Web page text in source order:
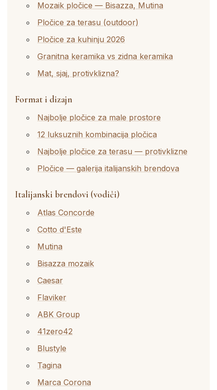
Mozaik pločice — Bisazza, Mutina
Pločice za terasu (outdoor)
Pločice za kuhinju 2026
Granitna keramika vs zidna keramika
Mat, sjaj, protivklizna?
Format i dizajn
Najbolje pločice za male prostore
12 luksuznih kombinacija pločica
Najbolje pločice za terasu — protivklizne
Pločice — galerija italijanskih brendova
Italijanski brendovi (vodiči)
Atlas Concorde
Cotto d'Este
Mutina
Bisazza mozaik
Caesar
Flaviker
ABK Group
41zero42
Blustyle
Tagina
Marca Corona